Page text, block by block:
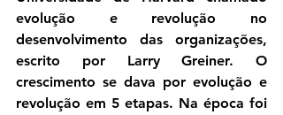
evolução e revolução no
desenvolvimento das organizações,
escrito por Larry Greiner. O
crescimento se dava por evolução e
revolução em 5 etapas. Na época foi